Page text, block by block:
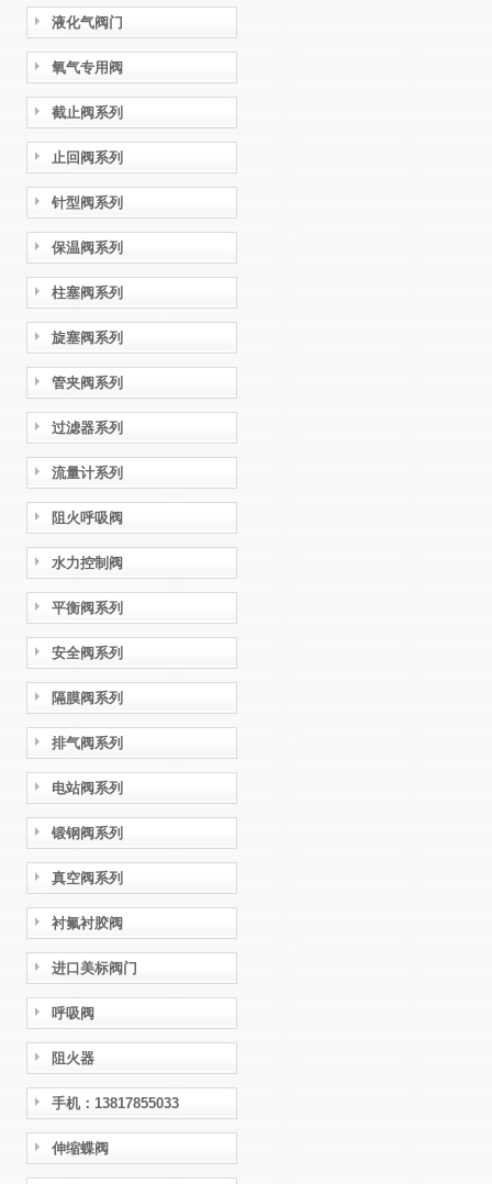
液化气阀门
氧气专用阀
截止阀系列
止回阀系列
针型阀系列
保温阀系列
柱塞阀系列
旋塞阀系列
管夹阀系列
过滤器系列
流量计系列
阻火呼吸阀
水力控制阀
平衡阀系列
安全阀系列
隔膜阀系列
排气阀系列
电站阀系列
锻钢阀系列
真空阀系列
衬氟衬胶阀
进口美标阀门
呼吸阀
阻火器
手机：13817855033
伸缩蝶阀